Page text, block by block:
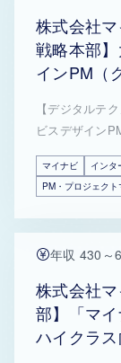
株式会社
戦略本部
インPM（
【デジタルテ
ビスデザイン
マイナビ
インタ
PM・プロジェクト
年収 430～
株式会社
部】「マ
ハイクラ